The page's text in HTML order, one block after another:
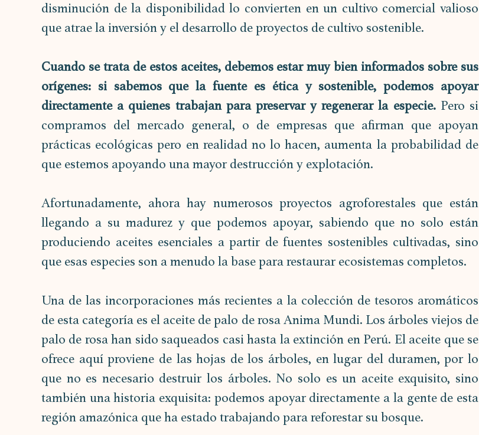
disminución de la disponibilidad lo convierten en un cultivo comercial valioso
que atrae la inversión y el desarrollo de proyectos de cultivo sostenible.
Cuando se trata de estos aceites, debemos estar muy bien informados sobre sus
orígenes: si sabemos que la fuente es ética y sostenible, podemos apoyar
directamente a quienes trabajan para preservar y regenerar la especie. Pero si
compramos del mercado general, o de empresas que afirman que apoyan
prácticas ecológicas pero en realidad no lo hacen, aumenta la probabilidad de
que estemos apoyando una mayor destrucción y explotación.
Afortunadamente, ahora hay numerosos proyectos agroforestales que están
llegando a su madurez y que podemos apoyar, sabiendo que no solo están
produciendo aceites esenciales a partir de fuentes sostenibles cultivadas, sino
que esas especies son a menudo la base para restaurar ecosistemas completos.
Una de las incorporaciones más recientes a la colección de tesoros aromáticos
de esta categoría es el aceite de palo de rosa Anima Mundi. Los árboles viejos de
palo de rosa han sido saqueados casi hasta la extinción en Perú. El aceite que se
ofrece aquí proviene de las hojas de los árboles, en lugar del duramen, por lo
que no es necesario destruir los árboles. No solo es un aceite exquisito, sino
también una historia exquisita: podemos apoyar directamente a la gente de esta
región amazónica que ha estado trabajando para reforestar su bosque.